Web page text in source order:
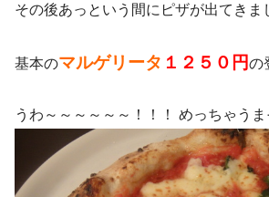
その後あっという間にピザが出てきま
基本のマルゲリータ １２５０円の
うわ～～～～～～！！！ めっちゃうま